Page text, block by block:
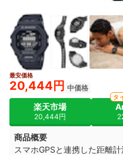
最安価格
20,444円 中価格
楽天市場
20,444円
タ
商品概要
スマホGPSと連携した距離